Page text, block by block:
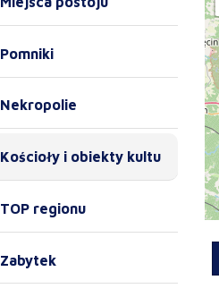
Pomniki
Nekropolie
Kościoły i obiekty kultu
TOP regionu
Zabytek